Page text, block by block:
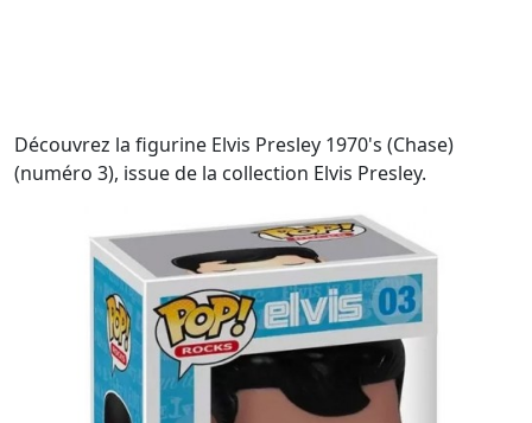
Découvrez la figurine Elvis Presley 1970's (Chase)
(numéro 3), issue de la collection Elvis Presley.